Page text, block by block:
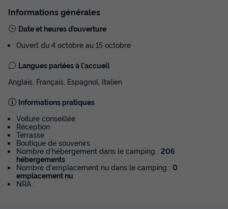
Annulation gratuite
31m² 6
Terrasse semi-couverte Climatisation
Cafetière
Congélateur
+ 3
MOBILHOME 6 personnes - Classic Clim - 3 chambres
du19/09/2026
Meilleur prix pour 7 nuits
Modifier les dates
327 €
Informations générales
Date et heures d’ouverture
Ouvert du 4 octobre au 15 octobre
Langues parlées à l'accueil
Anglais, Français, Espagnol, Italien
Informations pratiques
Voiture conseillée
Réception
Terrasse
Boutique de souvenirs
Nombre d'hébergement dans le camping : 206
hébergements
Nombre d'emplacement nu dans le camping : 0
emplacement nu
NRA :